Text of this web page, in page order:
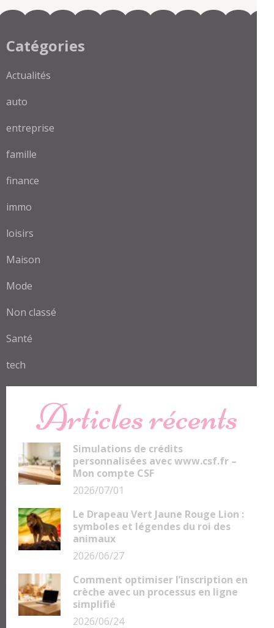
Catégories
Actualités
auto
entreprise
famille
finance
immo
loisirs
Maison
Mode
Non classé
Santé
tech
Articles récents
Simulations de crédits
personnalisées avec www.csf.fr –
Mon compte CSF
2026/07/01
Le Drapeau Vert Jaune Rouge Lion :
symboles et légendes du roi des
animaux
2026/06/27
Comment optimiser l’inscription en
crèche avec un processus en ligne
simplifié
2026/06/24